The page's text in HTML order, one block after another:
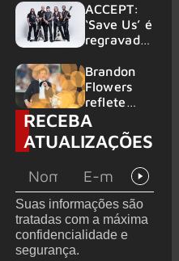
vivo de
“Fortress”
gravada
am Ring
2026
ACCEPT:
‘Save Us’ é
regravada
membros
do GHOST
e KORN
Brandon
Flowers
reflete
sobre o
futuro e
levanta
de de
deixar os
palcos
RECEBA
ATUALIZAÇÕES
Suas informações são
tratadas com a máxima
confidencialidade e
segurança.